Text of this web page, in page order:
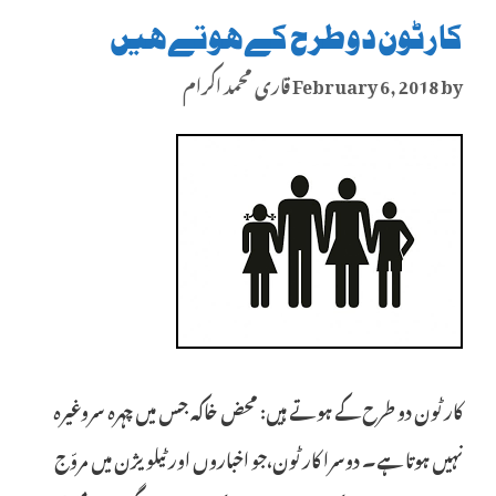
کارٹون دو طرح کے ہوتے ہیں
February 6, 2018by قاری محمد اکرام
کارٹون دو طرح کے ہوتے ہیں: محض خاکہ جس میں چہرہ سروغیرہ
نہیں ہوتا ہے۔ دوسرا کارٹون،جو اخباروں اور ٹیلویژن میں مروّج